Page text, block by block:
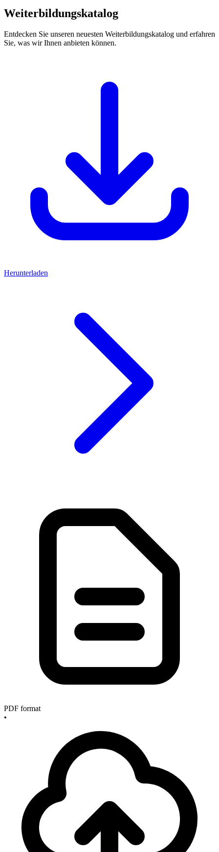
Weiterbildungskatalog
Entdecken Sie unseren neuesten Weiterbildungskatalog und erfahren
Sie, was wir Ihnen anbieten können.
Herunterladen
PDF format
•